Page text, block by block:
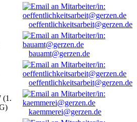
oeffentlichkeitsarbeit@gerzen.de
bauamt@gerzen.de
oeffentlichkeitsarbeit@gerzen.de
(1.
kaemmerei@gerzen.de